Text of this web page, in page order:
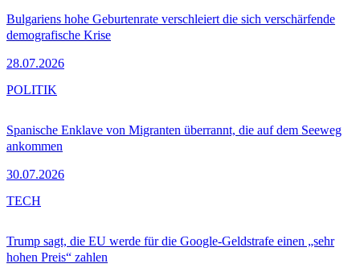
Bulgariens hohe Geburtenrate verschleiert die sich verschärfende
demografische Krise
28.07.2026
Spanische Enklave von Migranten überrannt, die auf dem Seeweg
ankommen
30.07.2026
POLITIK
Trump sagt, die EU werde für die Google-Geldstrafe einen „sehr
hohen Preis“ zahlen
TECH